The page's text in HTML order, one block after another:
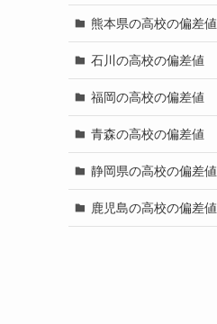
熊本県の高校の偏差値
石川の高校の偏差値
福岡の高校の偏差値
青森の高校の偏差値
静岡県の高校の偏差値
鹿児島の高校の偏差値